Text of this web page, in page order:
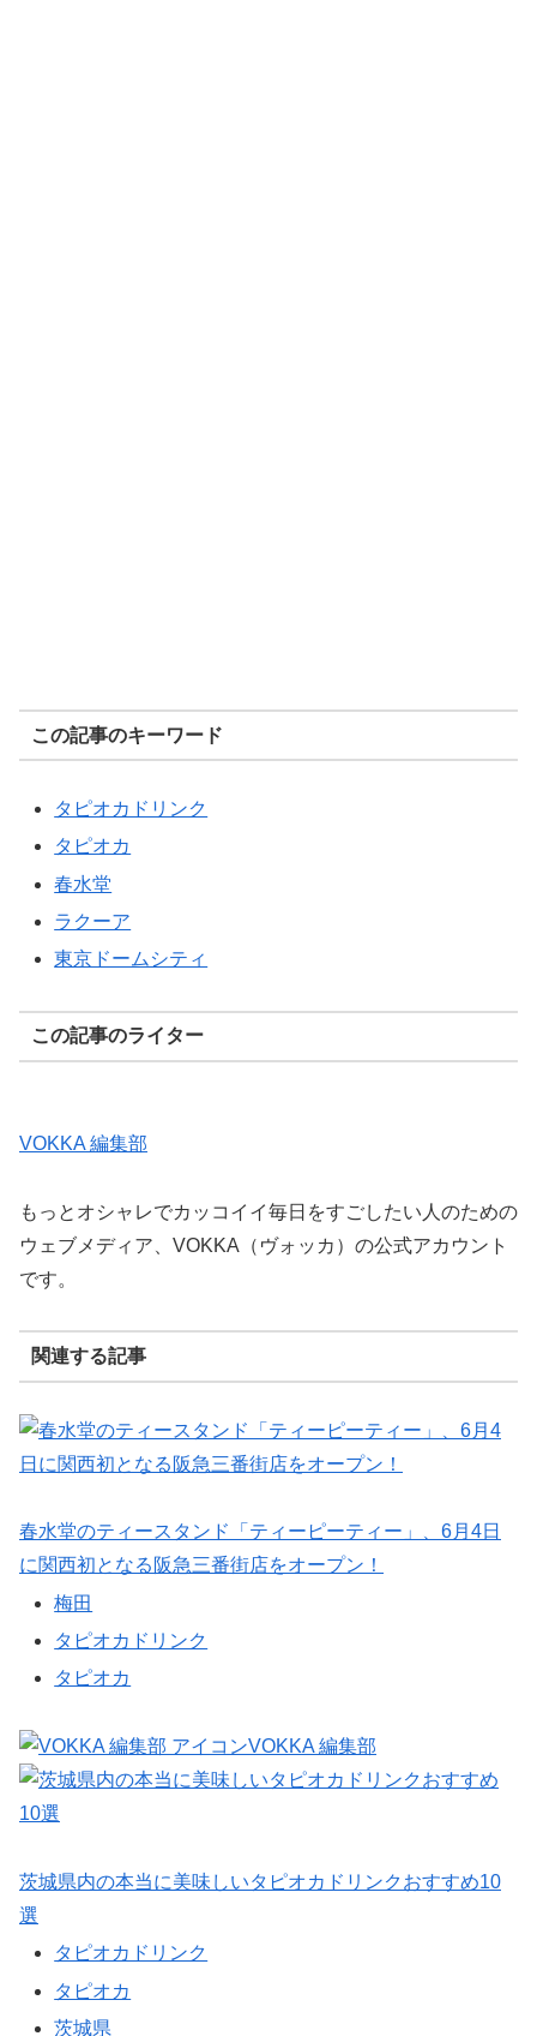
この記事のキーワード
タピオカドリンク
タピオカ
春水堂
ラクーア
東京ドームシティ
この記事のライター
VOKKA 編集部
もっとオシャレでカッコイイ毎日をすごしたい人のための
ウェブメディア、VOKKA（ヴォッカ）の公式アカウント
です。
関連する記事
春水堂のティースタンド「ティーピーティー」、6月4日
に関西初となる阪急三番街店をオープン！
梅田
タピオカドリンク
タピオカ
VOKKA 編集部
茨城県内の本当に美味しいタピオカドリンクおすすめ10
選
タピオカドリンク
タピオカ
茨城県